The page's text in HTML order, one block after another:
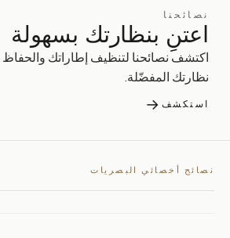
نصائحنا
اعتنِ بنظارتك بسهولة
اكتشف نصائحنا لتنظيف إطاراتك
نظارتك المفضّلة.
استكشف →
نصائح أخصائي البصريات